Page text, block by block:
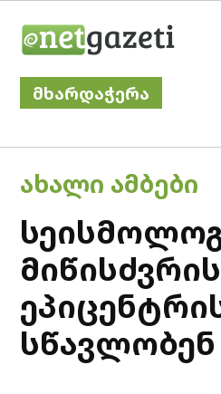
მხარდაჭერა
POSTED
IN
ᲐᲮᲐᲚᲘ ᲐᲛᲑᲔᲑᲘ
მიწისძვრის
სწავლობენ